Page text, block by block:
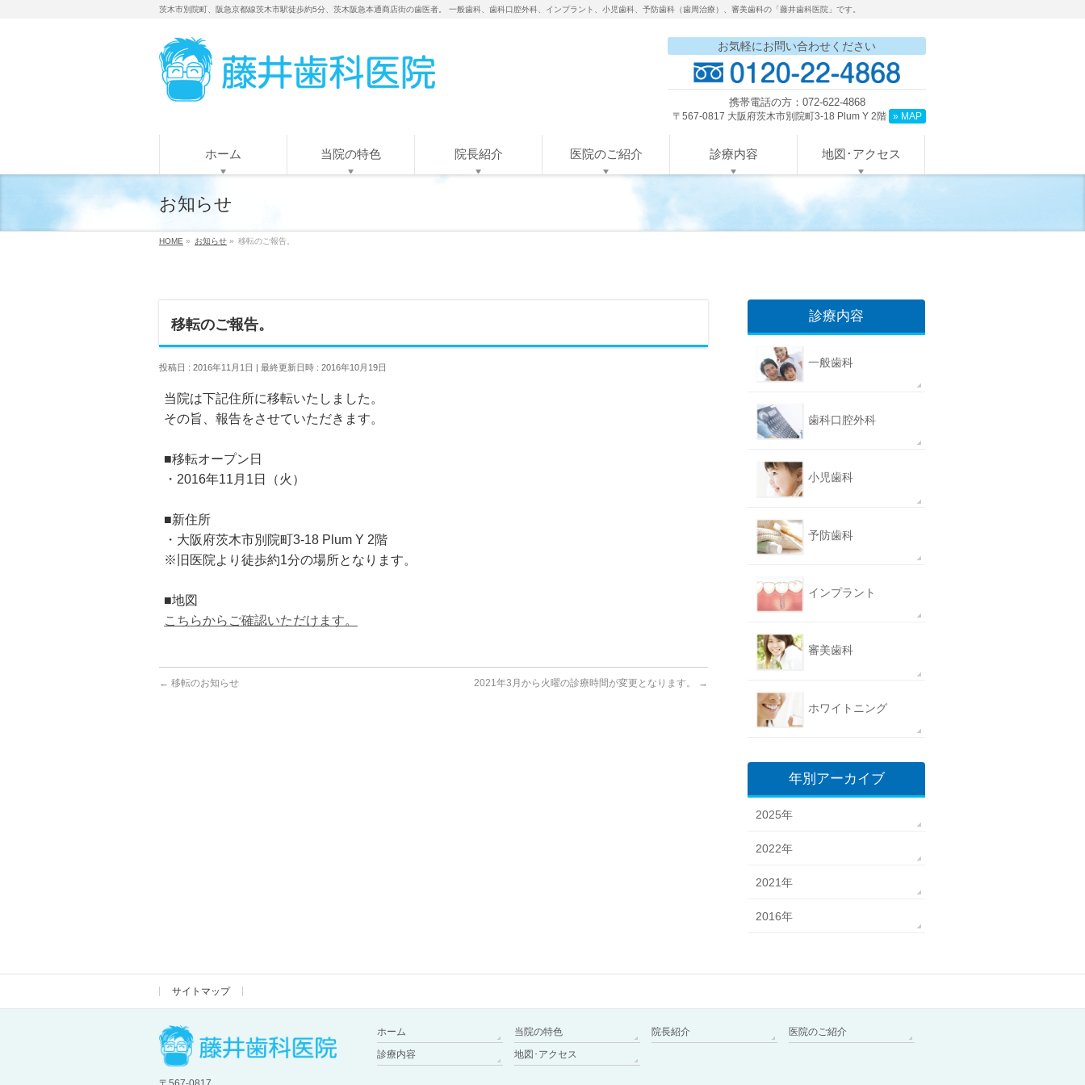
茨木市別院町、阪急京都線茨木市駅徒歩約5分、茨木阪急本通商店街の歯医者。 一般歯科、歯科口腔外科、インプラント、小児歯科、予防歯科（歯周治療）、審美歯科の「藤井歯科医院」です。
お気軽にお問い合わせください
携帯電話の方：072-622-4868
〒567-0817 大阪府茨木市別院町3-18 Plum Y 2階 » MAP
ホーム 当院の特色 院長紹介 医院のご紹介 診療内容 地図･アクセス
お知らせ
HOME » お知らせ » 移転のご報告。
移転のご報告。
投稿日 : 2016年11月1日 最終更新日時 : 2016年10月19日
当院は下記住所に移転いたしました。
その旨、報告をさせていただきます。
■移転オープン日
・2016年11月1日（火）
■新住所
・大阪府茨木市別院町3-18 Plum Y 2階
※旧医院より徒歩約1分の場所となります。
■地図
こちらからご確認いただけます。
← 移転のお知らせ 2021年3月から火曜の診療時間が変更となります。 →
診療内容
一般歯科
歯科口腔外科
小児歯科
予防歯科
インプラント
審美歯科
ホワイトニング
年別アーカイブ
2025年
2022年
2021年
2016年
サイトマップ
ホーム 当院の特色 院長紹介
医院のご紹介
診療内容
地図･アクセス